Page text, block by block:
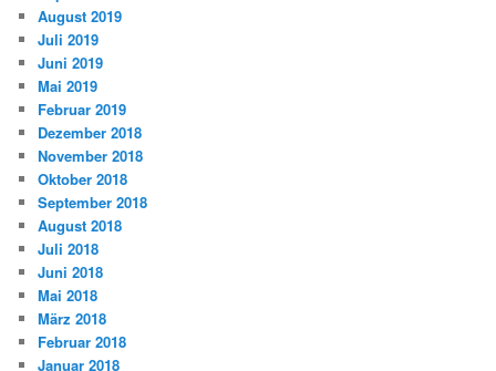
August 2019
Juli 2019
Juni 2019
Mai 2019
Februar 2019
Dezember 2018
November 2018
Oktober 2018
September 2018
August 2018
Juli 2018
Juni 2018
Mai 2018
März 2018
Februar 2018
Januar 2018